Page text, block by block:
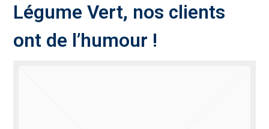
Légume Vert, nos clients
ont de l’humour !